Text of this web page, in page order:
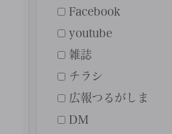
Facebook
youtube
雑誌
チラシ
広報つるがしま
DM